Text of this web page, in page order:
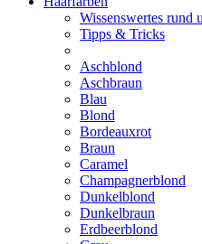
Wissenswertes rund
Tipps & Tricks
Aschblond
Aschbraun
Blau
Blond
Bordeauxrot
Braun
Caramel
Champagnerblond
Dunkelblond
Dunkelbraun
Erdbeerblond